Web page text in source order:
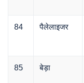
84 पैलेलाइजर
85 बेड़ा